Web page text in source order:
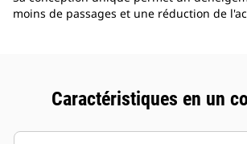
moins de passages et une réduction de
Caractéristiques en un